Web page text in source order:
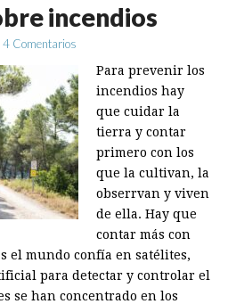
incendios
4 Comentarios
Para prevenir los
incendios hay
que cuidar la
tierra y contar
primero con los
que la cultivan, la
obserrvan y viven
de ella. Hay que
contar más con
el mundo confía en satélites,
para detectar y controlar el
se han concentrado en los